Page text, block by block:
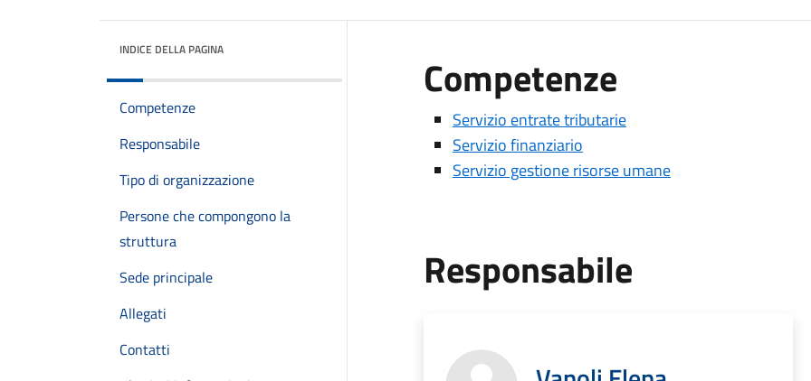
INDICE DELLA PAGINA
Competenze
Responsabile
Tipo di organizzazione
Persone che compongono la
struttura
Sede principale
Allegati
Contatti
Competenze
Servizio entrate tributarie
Servizio finanziario
Servizio gestione risorse umane
Responsabile